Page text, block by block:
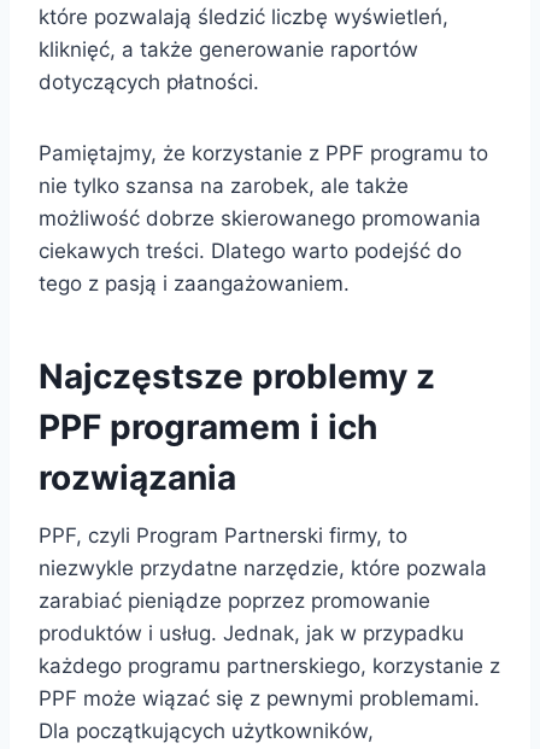
które pozwalają śledzić liczbę wyświetleń,
kliknięć, a także generowanie raportów
dotyczących płatności.
Pamiętajmy, że korzystanie z PPF programu to
nie tylko szansa na zarobek, ale także
możliwość dobrze skierowanego promowania
ciekawych treści. Dlatego warto podejść do
tego z pasją i zaangażowaniem.
Najczęstsze problemy z
PPF programem i ich
rozwiązania
PPF, czyli Program Partnerski firmy, to
niezwykle przydatne narzędzie, które pozwala
zarabiać pieniądze poprzez promowanie
produktów i usług. Jednak, jak w przypadku
każdego programu partnerskiego, korzystanie z
PPF może wiązać się z pewnymi problemami.
Dla początkujących użytkowników,